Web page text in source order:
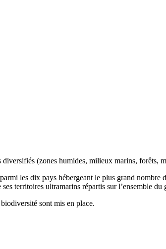
(zones humides, milieux marins, forêts,
les dix pays hébergeant le plus grand nombre
territoires ultramarins répartis sur l’ensemble du
sont mis en place.